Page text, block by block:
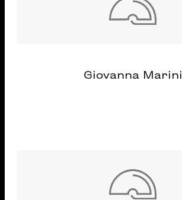
Giovanna Marini